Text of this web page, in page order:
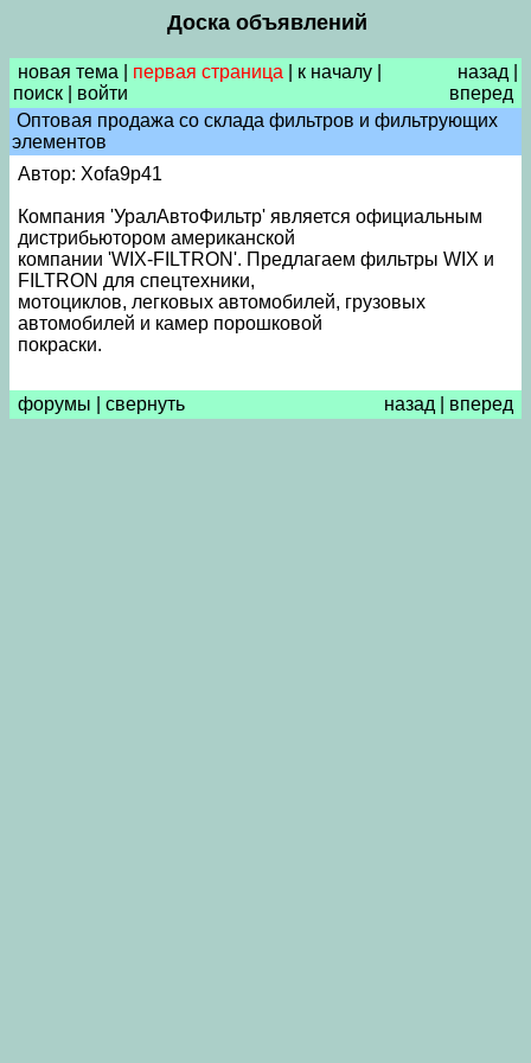
Доска объявлений
новая тема первая страница к началу
поиск
войти
назад
вперед
Оптовая продажа со склада фильтров и фильтрующих
элементов
Автор: Xofa9p41
Компания 'УралАвтоФильтр' является официальным
дистрибьютором американской
компании 'WIX-FILTRON'. Предлагаем фильтры WIX и
FILTRON для спецтехники,
мотоциклов, легковых автомобилей, грузовых
автомобилей и камер порошковой
покраски.
форумы свернуть назад вперед